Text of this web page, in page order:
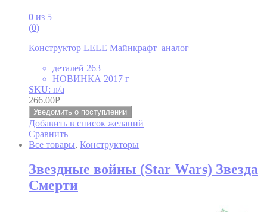
0 из 5
(0)
Конструктор LELE Майнкрафт аналог
деталей 263
НОВИНКА 2017 г
SKU: n/a
266.00Р
Уведомить о поступлении
Добавить в список желаний
Сравнить
Все товары, Конструкторы
Звездные войны (Star Wars) Звезда
Смерти